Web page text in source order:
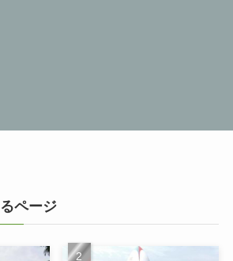
ページ